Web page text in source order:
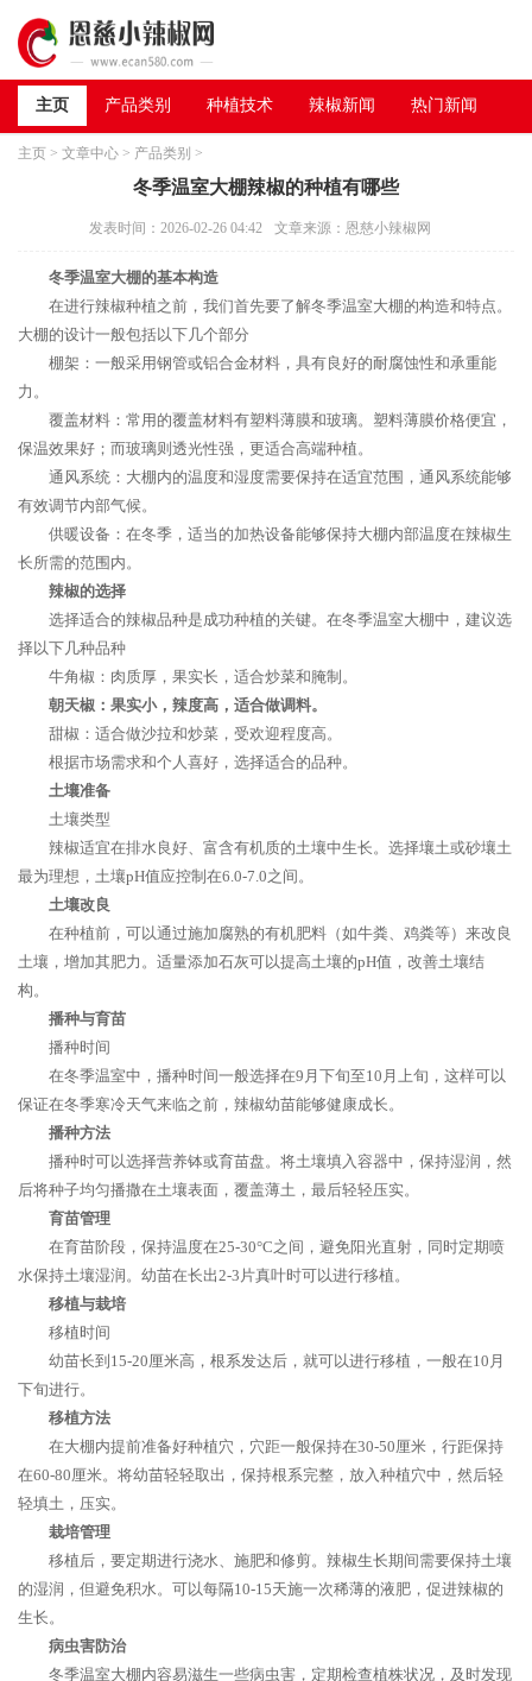
主页 产品类别 种植技术 辣椒新闻 热门新闻
主页 > 文章中心 > 产品类别 >
冬季温室大棚辣椒的种植有哪些
发表时间：2026-02-26 04:42 文章来源：恩慈小辣椒网
冬季温室大棚的基本构造
在进行辣椒种植之前，我们首先要了解冬季温室大棚的构造和特点。
大棚的设计一般包括以下几个部分
棚架：一般采用钢管或铝合金材料，具有良好的耐腐蚀性和承重能
力。
覆盖材料：常用的覆盖材料有塑料薄膜和玻璃。塑料薄膜价格便宜，
保温效果好；而玻璃则透光性强，更适合高端种植。
通风系统：大棚内的温度和湿度需要保持在适宜范围，通风系统能够
有效调节内部气候。
供暖设备：在冬季，适当的加热设备能够保持大棚内部温度在辣椒生
长所需的范围内。
辣椒的选择
选择适合的辣椒品种是成功种植的关键。在冬季温室大棚中，建议选
择以下几种品种
牛角椒：肉质厚，果实长，适合炒菜和腌制。
朝天椒：果实小，辣度高，适合做调料。
甜椒：适合做沙拉和炒菜，受欢迎程度高。
根据市场需求和个人喜好，选择适合的品种。
土壤准备
土壤类型
辣椒适宜在排水良好、富含有机质的土壤中生长。选择壤土或砂壤土
最为理想，土壤pH值应控制在6.0-7.0之间。
土壤改良
在种植前，可以通过施加腐熟的有机肥料（如牛粪、鸡粪等）来改良
土壤，增加其肥力。适量添加石灰可以提高土壤的pH值，改善土壤结
构。
播种与育苗
播种时间
在冬季温室中，播种时间一般选择在9月下旬至10月上旬，这样可以
保证在冬季寒冷天气来临之前，辣椒幼苗能够健康成长。
播种方法
播种时可以选择营养钵或育苗盘。将土壤填入容器中，保持湿润，然
后将种子均匀播撒在土壤表面，覆盖薄土，最后轻轻压实。
育苗管理
在育苗阶段，保持温度在25-30°C之间，避免阳光直射，同时定期喷
水保持土壤湿润。幼苗在长出2-3片真叶时可以进行移植。
移植与栽培
移植时间
幼苗长到15-20厘米高，根系发达后，就可以进行移植，一般在10月
下旬进行。
移植方法
在大棚内提前准备好种植穴，穴距一般保持在30-50厘米，行距保持
在60-80厘米。将幼苗轻轻取出，保持根系完整，放入种植穴中，然后轻
轻填土，压实。
栽培管理
移植后，要定期进行浇水、施肥和修剪。辣椒生长期间需要保持土壤
的湿润，但避免积水。可以每隔10-15天施一次稀薄的液肥，促进辣椒的
生长。
病虫害防治
冬季温室大棚内容易滋生一些病虫害，定期检查植株状况，及时发现